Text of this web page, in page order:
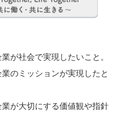
が社会で実現したいこと。
のミッションが実現したと
が大切にする価値観や指針